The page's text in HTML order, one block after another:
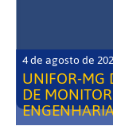
4 de agosto de
UNIFOR-MG
DE